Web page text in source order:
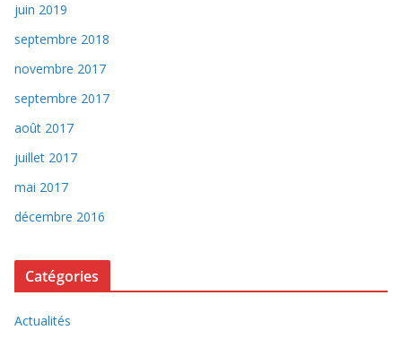
juin 2019
septembre 2018
novembre 2017
septembre 2017
août 2017
juillet 2017
mai 2017
décembre 2016
Catégories
Actualités